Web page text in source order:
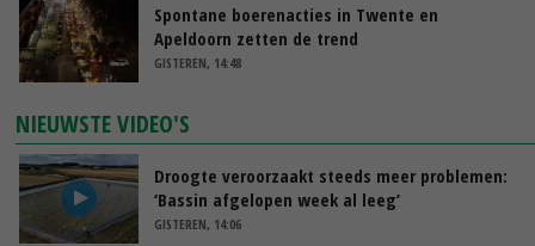
Spontane boerenacties in Twente en
Apeldoorn zetten de trend
GISTEREN, 14:48
NIEUWSTE VIDEO'S
Droogte veroorzaakt steeds meer problemen:
‘Bassin afgelopen week al leeg’
GISTEREN, 14:06